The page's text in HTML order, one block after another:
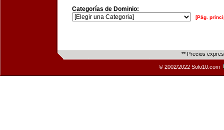
Categorías de Dominio:
[Pág.
** Precios
© 2002/2022 Solo10.com